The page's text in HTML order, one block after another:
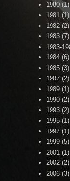
1980 (1)
1981 (1)
1982 (2)
1983 (7)
1983-
1984 (6)
1985 (3)
1987 (2)
1989 (1)
1990 (2)
1993 (2)
1995 (1)
1997 (1)
1999 (5)
2001 (1)
2002 (2)
2006 (3)